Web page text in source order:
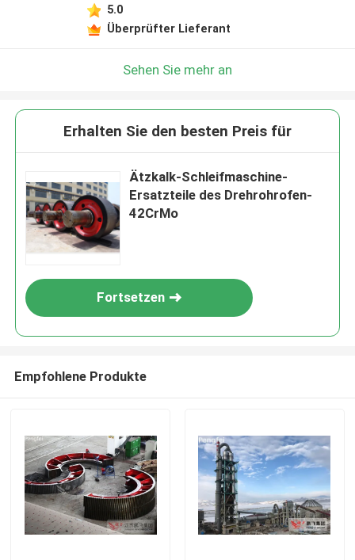
5.0
Überprüfter Lieferant
Sehen Sie mehr an
Erhalten Sie den besten Preis für
Ätzkalk-Schleifmaschine-
Ersatzteile des Drehrohrofen-
42CrMo
Fortsetzen
Empfohlene Produkte